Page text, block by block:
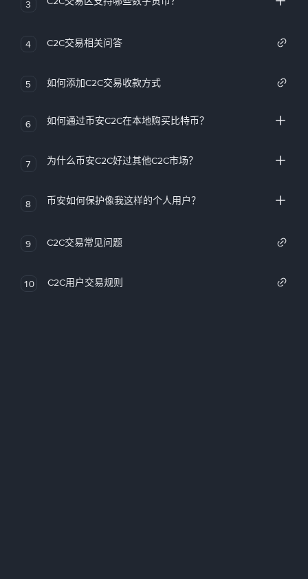
3
4 C2C交易相关问答
5 如何添加C2C交易收款方式
6 如何通过币安C2C在本地购买比特币？
7 为什么币安C2C好过其他C2C市场？
8 币安如何保护像我这样的个人用户？
9 C2C交易常见问题
10 C2C用户交易规则